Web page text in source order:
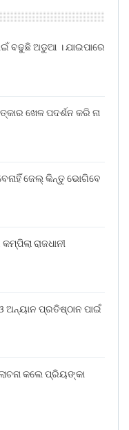
ବଢୁଛି ଅଡୁଆ । ଯାଇପାରେ
ଖେଳ ପଦର୍ଶନ କରି ନା
ଜେଲ୍ କିନ୍ତୁ ଭୋଗିବେ
ରାଜଧାନୀ
ଅନ୍ୟାନ ପ୍ରତିଷ୍ଠାନ ପାଇଁ
କଲେ ପ୍ରିୟଙ୍କା